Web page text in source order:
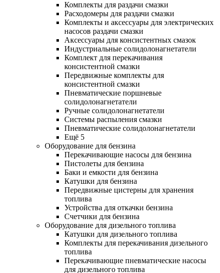
Комплекты для раздачи смазки
Расходомеры для раздачи смазки
Комплекты и аксессуары для электрических
насосов раздачи смазки
Аксессуары для консистентных смазок
Индустриальные солидолонагнетатели
Комплект для перекачивания
консистентной смазки
Передвижные комплекты для
консистентной смазки
Пневматические поршневые
солидолонагнетатели
Ручные солидолонагнетатели
Системы распыления смазки
Пневматические солидолонагнетатели
Ещё 5
Оборудование для бензина
Перекачивающие насосы для бензина
Пистолеты для бензина
Баки и емкости для бензина
Катушки для бензина
Передвижные цистерны для хранения
топлива
Устройства для откачки бензина
Счетчики для бензина
Оборудование для дизельного топлива
Катушки для дизельного топлива
Комплекты для перекачивания дизельного
топлива
Перекачивающие пневматические насосы
для дизельного топлива